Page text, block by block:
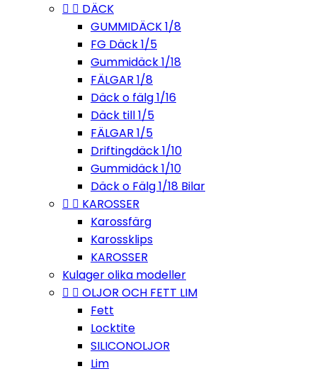
  DÄCK
GUMMIDÄCK 1/8
FG Däck 1/5
Gummidäck 1/18
FÄLGAR 1/8
Däck o fälg 1/16
Däck till 1/5
FÄLGAR 1/5
Driftingdäck 1/10
Gummidäck 1/10
Däck o Fälg 1/18 Bilar
  KAROSSER
Karossfärg
Karossklips
KAROSSER
Kulager olika modeller
  OLJOR OCH FETT LIM
Fett
Locktite
SILICONOLJOR
Lim